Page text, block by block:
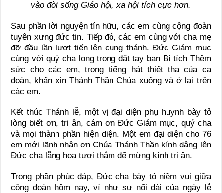
vào đời sống Giáo hội, xa hội tích cực hơn.
Sau phần lời nguyện tín hữu, các em cùng cộng đoàn
tuyên xưng đức tin. Tiếp đó, các em cùng với cha mẹ
đỡ đầu lần lượt tiến lên cung thánh. Đức Giám mục
cùng với quý cha long trọng đặt tay ban Bí tích Thêm
sức cho các em, trong tiếng hát thiết tha của ca
đoàn, khấn xin Thánh Thần Chúa xuống và ở lại trên
các em.
Kết thúc Thánh lễ, một vị đại diện phụ huynh bày tỏ
lòng biết ơn, tri ân, cám ơn Đức Giám mục, quý cha
và mọi thành phần hiện diện. Một em đại diện cho 76
em mới lãnh nhận ơn Chúa Thánh Thần kính dâng lên
Đức cha lẵng hoa tươi thắm để mừng kính tri ân.
Trong phần phúc đáp, Đức cha bày tỏ niềm vui giữa
cộng đoàn hôm nay, ví như sự nối dài của ngày lễ